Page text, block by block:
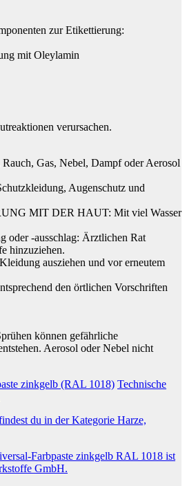
zur Etikettierung:
mit Oleylamin
verursachen.
Gas, Nebel, Dampf oder Aerosol
Augenschutz und
MIT DER HAUT: Mit viel Wasser
oder -ausschlag: Ärztlichen Rat
hinzuziehen.
ausziehen und vor erneutem
den örtlichen Vorschriften
können gefährliche
Aerosol oder Nebel nicht
zinkgelb (RAL 1018) Technische
du in der Kategorie Harze,
Farbpaste zinkgelb RAL 1018 ist
GmbH.